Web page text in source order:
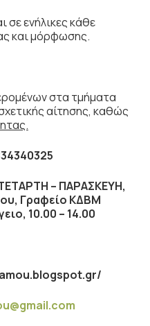
ενήλικες κάθε
και μόρφωσης.
στα τμήματα
αίτησης, καθώς
– ΠΑΡΑΣΚΕΥΗ,
Γραφείο ΚΔΒΜ
10.00 – 14.00